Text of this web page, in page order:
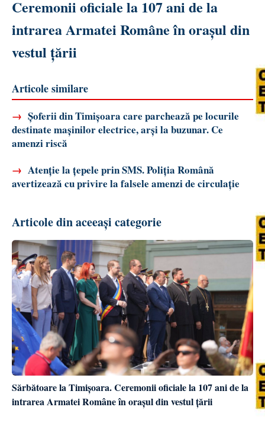
Ceremonii oficiale la 107 ani de la
intrarea Armatei Române în orașul din
vestul țării
Articole similare
→ Șoferii din Timișoara care parchează pe locurile
destinate mașinilor electrice, arși la buzunar. Ce
amenzi riscă
→ Atenție la țepele prin SMS. Poliția Română
avertizează cu privire la falsele amenzi de circulație
Articole din aceeași categorie
Sărbătoare la Timișoara. Ceremonii oficiale la 107 ani de la
intrarea Armatei Române în orașul din vestul țării